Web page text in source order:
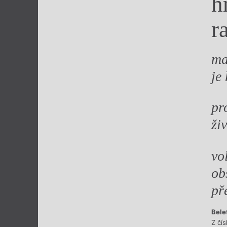
Výroční
je
Z